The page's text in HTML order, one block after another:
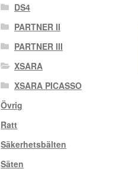
DS4
PARTNER II
PARTNER III
XSARA
XSARA PICASSO
Övrig
Ratt
Säkerhetsbälten
Säten